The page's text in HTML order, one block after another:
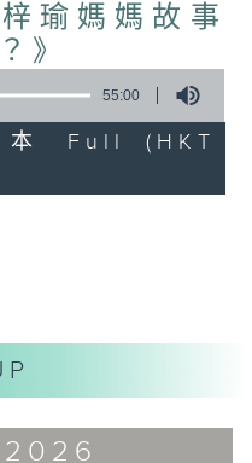
瑜媽媽故事
》
55:00
Full (HKT
2026